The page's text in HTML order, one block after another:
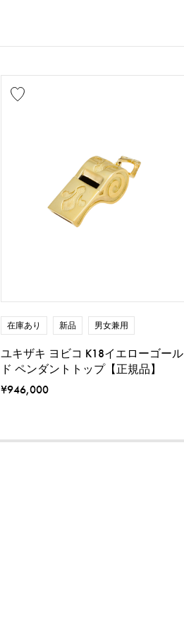
在庫あり 新品 男女兼用
ユキザキ ヨビコ K18イエローゴール
ド ペンダントトップ【正規品】
¥946,000